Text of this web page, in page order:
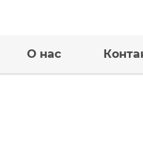
О нас